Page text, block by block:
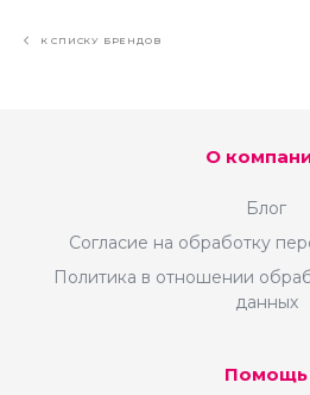
К СПИСКУ БРЕНДОВ
О
Блог
Согласие на обработку
Политика в отношении
данных
Помощь